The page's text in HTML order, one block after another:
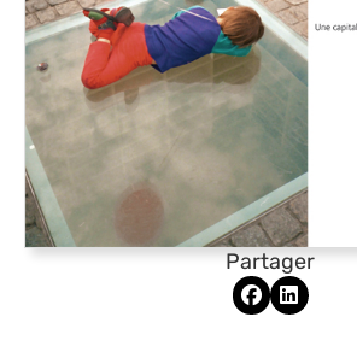
Partager